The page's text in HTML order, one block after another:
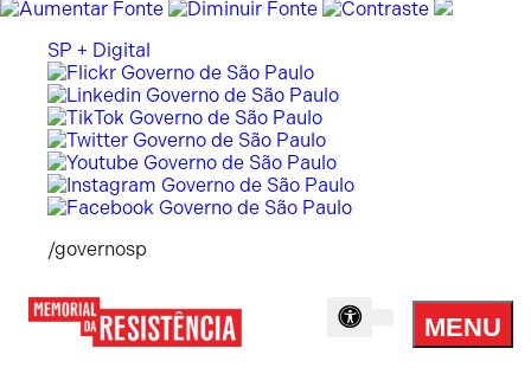
SP + Digital
/governosp
MENU
Menu